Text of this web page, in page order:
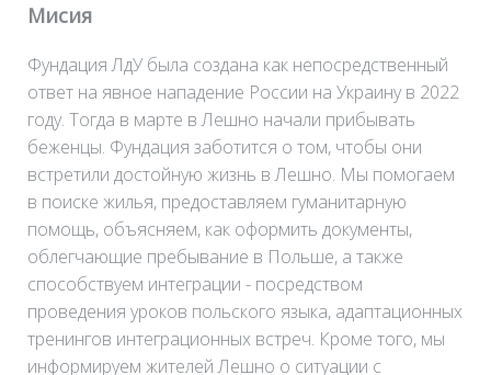
Мисия
Фундация ЛдУ была создана как непосредственный
ответ на явное нападение России на Украину в 2022
году. Тогда в марте в Лешно начали прибывать
беженцы. Фундация заботится о том, чтобы они
встретили достойную жизнь в Лешно. Мы помогаем
в поиске жилья, предоставляем гуманитарную
помощь, объясняем, как оформить документы,
облегчающие пребывание в Польше, а также
способствуем интеграции - посредством
проведения уроков польского языка, адаптационных
тренингов интеграционных встреч. Кроме того, мы
информируем жителей Лешно о ситуации с